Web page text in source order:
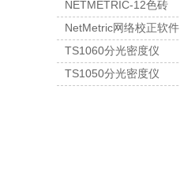
NETMETRIC-12色砖
NetMetric网络校正软件
TS1060分光密度仪
TS1050分光密度仪